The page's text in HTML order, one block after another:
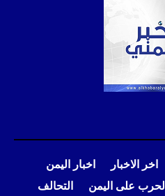
اخر الاخبار
اخبار اليمن
الحرب على اليمن
التحالف